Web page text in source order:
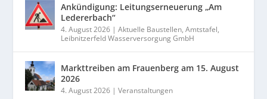
Ankündigung: Leitungserneuerung „Am
Ledererbach“
4. August 2026 |Aktuelle Baustellen,Amtstafel,
Leibnitzerfeld Wasserversorgung GmbH
Markttreiben am Frauenberg am 15. August
2026
4. August 2026 |Veranstaltungen